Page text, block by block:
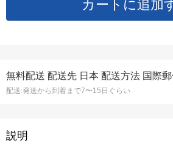
無料配送 配送先 日本 配送方法 国際
配送:発送から到着まで7〜15日ぐらい
説明